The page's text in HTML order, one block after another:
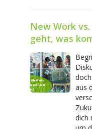
New Work
geht, was
aus
dich